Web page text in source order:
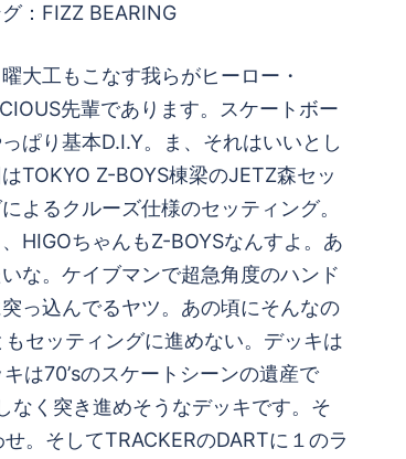
：FIZZ BEARING
大工もこなす我らがヒーロー・
先輩であります。スケートボー
ぱり基本D.I.Y。ま、それはいいとし
TOKYO Z-BOYS棟梁のJETZ森セッ
よるクルーズ仕様のセッティング。
HIGOちゃんもZ-BOYSなんすよ。あ
な。ケイブマンで超急角度のハンド
っ込んでるヤツ。あの頃にそんなの
セッティングに進めない。デッキは
は70’sのスケートシーンの遺産で
なく突き進めそうなデッキです。そ
。そしてTRACKERのDARTに１のラ